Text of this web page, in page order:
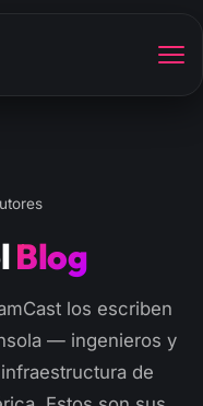
Blog
los escriben
— ingenieros y
de